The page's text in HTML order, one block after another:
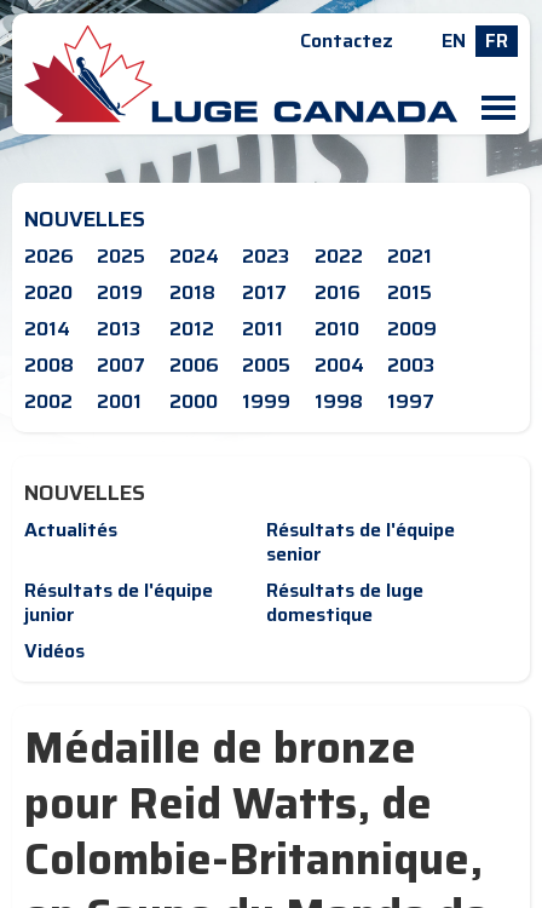
Contactez EN FR
M
NOUVELLES
2026 2025 2024 2023 2022
2021
2020
2019 2018 2017 2016
2015
2014
2013 2012 2011 2010
2009
2008
2007 2006 2005 2004
2003
2002
2001 2000 1999 1998 1997
NOUVELLES
Actualités
Résultats de l'équipe
senior
Résultats de l'équipe
junior
Résultats de luge
domestique
Vidéos
Médaille de bronze
pour Reid Watts, de
Colombie-Britannique,